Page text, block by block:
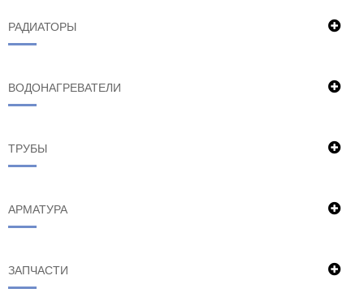
РАДИАТОРЫ
ВОДОНАГРЕВАТЕЛИ
ТРУБЫ
АРМАТУРА
ЗАПЧАСТИ